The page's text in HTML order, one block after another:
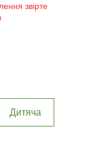
звірте
Дитяча